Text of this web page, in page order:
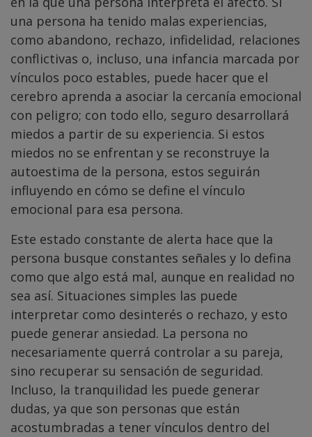
una persona ha tenido malas experiencias,
como abandono, rechazo, infidelidad, relaciones
conflictivas o, incluso, una infancia marcada por
vínculos poco estables, puede hacer que el
cerebro aprenda a asociar la cercanía emocional
con peligro; con todo ello, seguro desarrollará
miedos a partir de su experiencia. Si estos
miedos no se enfrentan y se reconstruye la
autoestima de la persona, estos seguirán
influyendo en cómo se define el vínculo
emocional para esa persona.
Este estado constante de alerta hace que la
persona busque constantes señales y lo defina
como que algo está mal, aunque en realidad no
sea así. Situaciones simples las puede
interpretar como desinterés o rechazo, y esto
puede generar ansiedad. La persona no
necesariamente querrá controlar a su pareja,
sino recuperar su sensación de seguridad.
Incluso, la tranquilidad les puede generar
dudas, ya que son personas que están
acostumbradas a tener vínculos dentro del